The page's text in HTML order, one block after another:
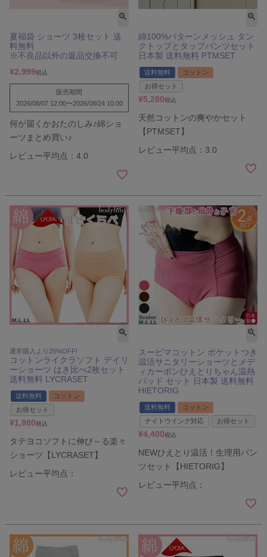
夏福袋 ショーツ 3枚セット 送
料無料
※不良品以外の返品交換不可
¥2,999税込
販売期間
2026/08/07 12:00〜2026/08/24 10:00
何が届くかおたのしみ♪綿ショ
ーツまとめ買い♪
レビュー平均点：4.0
綿100%パターンメッシュ タン
クトップとタップパンツセット
日本製 送料無料 PTMSET
送料無料
コットン
お得セット
¥5,280税込
天然コットンの爽やかセット
【PTMSET】
レビュー平均点：3.0
通常購入より25%OFF!
コットンライクラソフト デイリ
ーショーツ はき比べ2枚セット
送料無料 LYCRASET
送料無料
コットン
お得セット
¥1,980税込
タテヨコソフトに伸び～る楽々
ショーツ【LYCRASET】
レビュー平均点：
スーピマコットン ポケットつき
温活サニタリーショーツとメデ
ィカーボンひえとりちゃん温熱
パッド セット 日本製 送料無料
HIETORIG
送料無料
コットン
ナイトウイング対応
お得セット
¥4,400税込
NEWひえとり温活！生理用パン
ツセット【HIETORIG】
レビュー平均点：